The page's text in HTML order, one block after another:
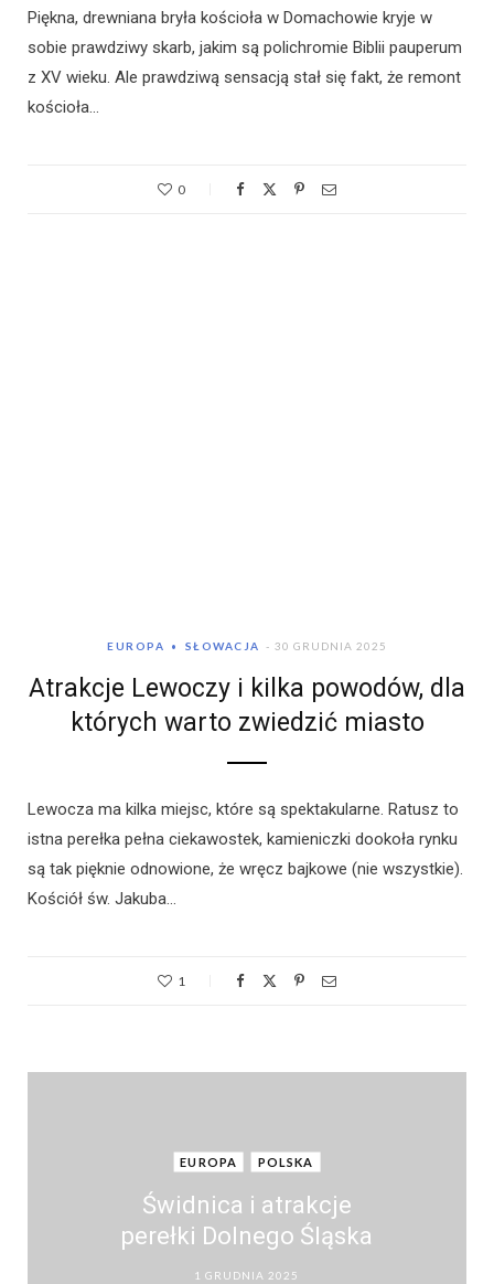
Piękna, drewniana bryła kościoła w Domachowie kryje w
sobie prawdziwy skarb, jakim są polichromie Biblii pauperum
z XV wieku. Ale prawdziwą sensacją stał się fakt, że remont
kościoła…
0
EUROPA SŁOWACJA 30 GRUDNIA 2025
Atrakcje Lewoczy i kilka powodów, dla
których warto zwiedzić miasto
Lewocza ma kilka miejsc, które są spektakularne. Ratusz to
istna perełka pełna ciekawostek, kamieniczki dookoła rynku
są tak pięknie odnowione, że wręcz bajkowe (nie wszystkie).
Kościół św. Jakuba…
1
EUROPA POLSKA
Świdnica i atrakcje
perełki Dolnego Śląska
1 GRUDNIA 2025